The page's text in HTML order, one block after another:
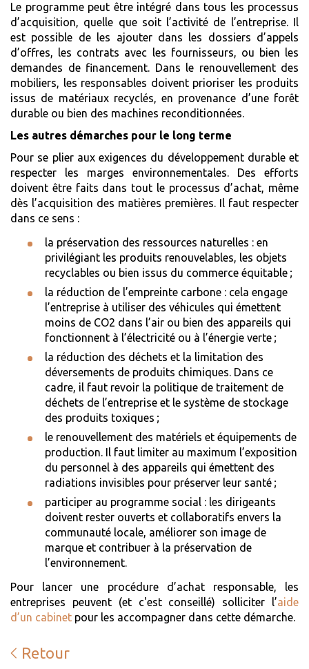
Le programme peut être intégré dans tous les processus
d’acquisition, quelle que soit l’activité de l’entreprise. Il
est possible de les ajouter dans les dossiers d’appels
d’offres, les contrats avec les fournisseurs, ou bien les
demandes de financement. Dans le renouvellement des
mobiliers, les responsables doivent prioriser les produits
issus de matériaux recyclés, en provenance d’une forêt
durable ou bien des machines reconditionnées.
Les autres démarches pour le long terme
Pour se plier aux exigences du développement durable et
respecter les marges environnementales. Des efforts
doivent être faits dans tout le processus d’achat, même
dès l’acquisition des matières premières. Il faut respecter
dans ce sens :
la préservation des ressources naturelles : en
privilégiant les produits renouvelables, les objets
recyclables ou bien issus du commerce équitable ;
la réduction de l’empreinte carbone : cela engage
l’entreprise à utiliser des véhicules qui émettent
moins de CO2 dans l’air ou bien des appareils qui
fonctionnent à l’électricité ou à l’énergie verte ;
la réduction des déchets et la limitation des
déversements de produits chimiques. Dans ce
cadre, il faut revoir la politique de traitement de
déchets de l’entreprise et le système de stockage
des produits toxiques ;
le renouvellement des matériels et équipements de
production. Il faut limiter au maximum l’exposition
du personnel à des appareils qui émettent des
radiations invisibles pour préserver leur santé ;
participer au programme social : les dirigeants
doivent rester ouverts et collaboratifs envers la
communauté locale, améliorer son image de
marque et contribuer à la préservation de
l’environnement.
Pour lancer une procédure d’achat responsable, les
entreprises peuvent (et c'est conseillé) solliciter l’aide
d’un cabinet pour les accompagner dans cette démarche.
Retour